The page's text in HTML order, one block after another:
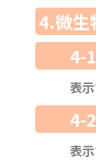
4.微生
4-
表
4-
表